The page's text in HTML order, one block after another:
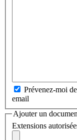
Prévenez-moi
email
Ajouter un
Extensions